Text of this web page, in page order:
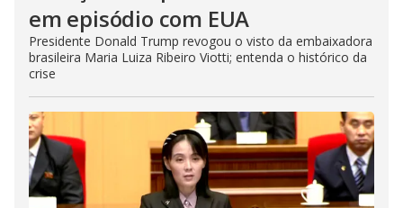
em episódio com EUA
Presidente Donald Trump revogou o visto da embaixadora
brasileira Maria Luiza Ribeiro Viotti; entenda o histórico da
crise